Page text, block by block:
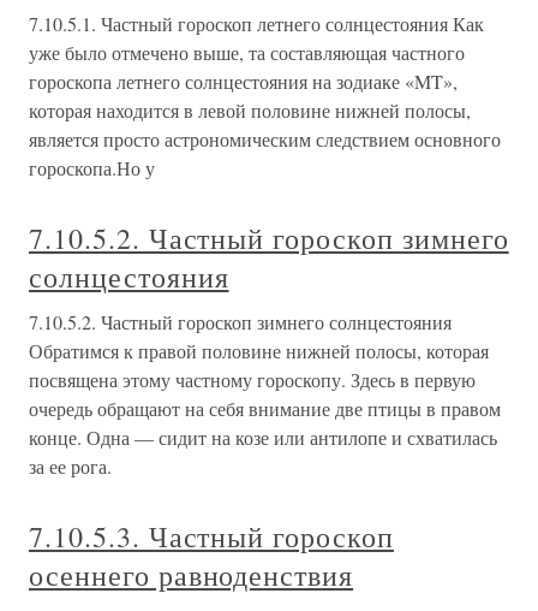
7.10.5.1. Частный гороскоп летнего солнцестояния Как
уже было отмечено выше, та составляющая частного
гороскопа летнего солнцестояния на зодиаке «MT»,
которая находится в левой половине нижней полосы,
является просто астрономическим следствием основного
гороскопа.Но у
7.10.5.2. Частный гороскоп зимнего
солнцестояния
7.10.5.2. Частный гороскоп зимнего солнцестояния
Обратимся к правой половине нижней полосы, которая
посвящена этому частному гороскопу. Здесь в первую
очередь обращают на себя внимание две птицы в правом
конце. Одна — сидит на козе или антилопе и схватилась
за ее рога.
7.10.5.3. Частный гороскоп
осеннего равноденствия